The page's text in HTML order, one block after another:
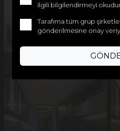
ilgili bilgilendirmeyi
Tarafıma tüm grup
gönderilmesine onay